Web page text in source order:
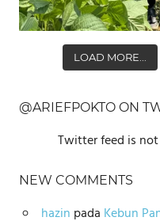
LOAD MORE...
@ARIEFPOKTO ON
Twitter feed is
NEW COMMENTS
hazin pada Kebun